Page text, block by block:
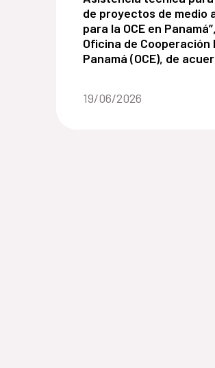
de proyectos de medio
para la OCE en
Oficina de Cooperación
Panamá (OCE), de
Internacional para el
Date of the news::
19/06/2026